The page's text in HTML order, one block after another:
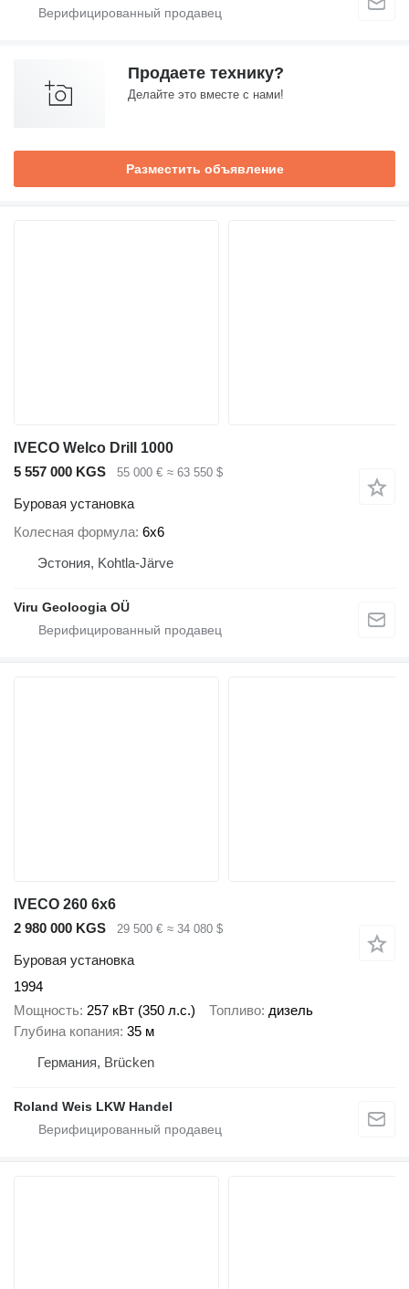
Продаете технику?
Делайте это вместе с нами!
Разместить объявление
IVECO Welco Drill 1000
5 557 000 KGS
55 000 € ≈ 63 550 $
Буровая установка
Колесная формула 6x6
Эстония, Kohtla-Järve
Viru Geoloogia OÜ
IVECO 260 6x6
2 980 000 KGS
29 500 € ≈ 34 080 $
Буровая установка
1994
Мощность 257 кВт (350 л.с.) Топливо дизель
Глубина копания 35 м
Германия, Brücken
Roland Weis LKW Handel